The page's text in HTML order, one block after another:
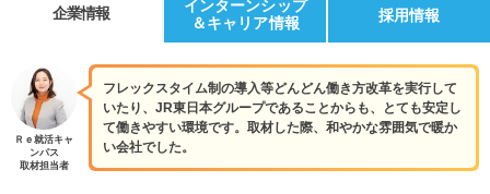
企業情報
インターンシップ
＆キャリア情報
採用情報
フレックスタイム制の導入等どんどん働き方改革を実行して
いたり、JR東日本グループであることからも、とても安定し
て働きやすい環境です。取材した際、和やかな雰囲気で暖か
い会社でした。
Ｒｅ就活キャ
ンパス
取材担当者